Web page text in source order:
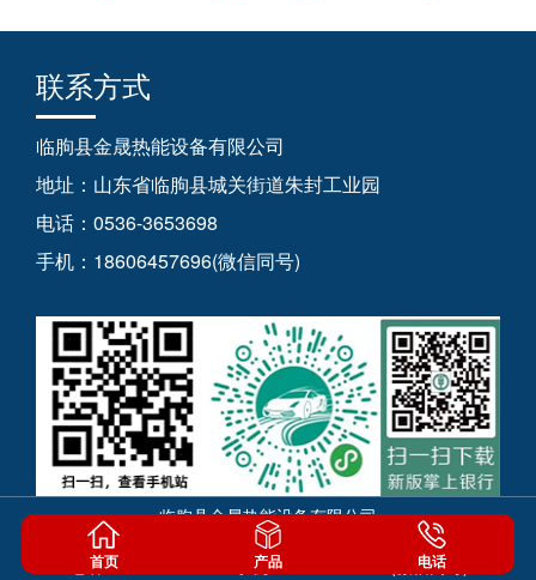
联系方式
临朐县金晟热能设备有限公司
地址：山东省临朐县城关街道朱封工业园
电话：0536-3653698
手机：18606457696(微信同号)
临朐县金晟热能设备有限公司
地址：山东省临朐县城关街道朱封工业园
电话：0536-3653698 手机：18606457696(微信同号)
首页 产品 电话